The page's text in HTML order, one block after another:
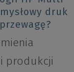
druk
produkcji